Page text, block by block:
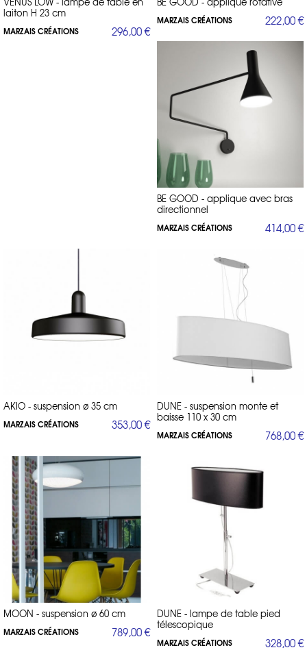
laiton H 23 cm
MARZAIS CRÉATIONS 296,00 €
MARZAIS CRÉATIONS 222,00 €
BE GOOD - applique avec bras
directionnel
MARZAIS CRÉATIONS 414,00 €
AKIO - suspension ø 35 cm
MARZAIS CRÉATIONS 353,00 €
DUNE - suspension monte et
baisse 110 x 30 cm
MARZAIS CRÉATIONS 768,00 €
MOON - suspension ø 60 cm
MARZAIS CRÉATIONS 789,00 €
DUNE - lampe de table pied
télescopique
MARZAIS CRÉATIONS 328,00 €